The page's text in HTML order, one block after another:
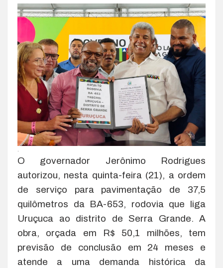
.
O governador Jerônimo Rodrigues
autorizou, nesta quinta-feira (21), a ordem
de serviço para pavimentação de 37,5
quilômetros da BA-653, rodovia que liga
Uruçuca ao distrito de Serra Grande. A
obra, orçada em R$ 50,1 milhões, tem
previsão de conclusão em 24 meses e
atende a uma demanda histórica da